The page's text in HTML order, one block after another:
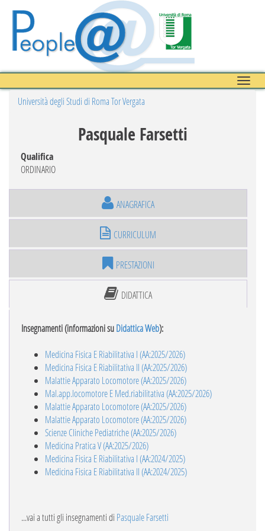
Toggle
Università degli Studi di Roma Tor Vergata
Pasquale Farsetti
Qualifica
ORDINARIO
ANAGRAFICA
CURRICULUM
PRESTAZIONI
DIDATTICA
Insegnamenti (informazioni suDidattica Web):
Medicina Fisica E Riabilitativa I (AA:2025/2026)
Medicina Fisica E Riabilitativa II (AA:2025/2026)
Malattie Apparato Locomotore (AA:2025/2026)
Mal.app.locomotore E Med.riabilitativa (AA:2025/2026)
Malattie Apparato Locomotore (AA:2025/2026)
Malattie Apparato Locomotore (AA:2025/2026)
Scienze Cliniche Pediatriche (AA:2025/2026)
Medicina Pratica V (AA:2025/2026)
Medicina Fisica E Riabilitativa I (AA:2024/2025)
Medicina Fisica E Riabilitativa II (AA:2024/2025)
...vai a tutti gli insegnamenti di Pasquale Farsetti